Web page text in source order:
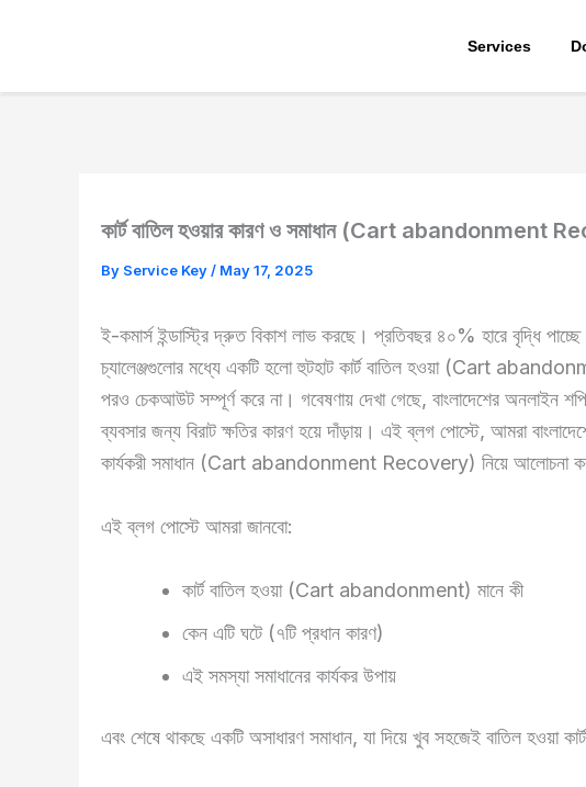
Services
কার্ট বাতিল হওয়ার কারণ ও সমাধান (Cart abandonment
By Service Key/ May 17, 2025
ই-কমার্স ইন্ডাস্ট্রি দ্রুত বিকাশ লাভ করছে। প্রতিবছর ৪০% হারে বৃদ্ধি
চ্যালেঞ্জগুলোর মধ্যে একটি হলো হুটহাট কার্ট বাতিল হওয়া (Cart
পরও চেকআউট সম্পূর্ণ করে না। গবেষণায় দেখা গেছে, বাংলাদেশের অনলাইন
ব্যবসার জন্য বিরাট ক্ষতির কারণ হয়ে দাঁড়ায়। এই ব্লগ পোস্টে, আমরা
কার্যকরী সমাধান (Cart abandonment Recovery) নিয়ে আলোচনা
এই ব্লগ পোস্টে আমরা জানবো:
কার্ট বাতিল হওয়া (Cart abandonment) মানে কী
কেন এটি ঘটে (৭টি প্রধান কারণ)
এই সমস্যা সমাধানের কার্যকর উপায়
এবং শেষে থাকছে একটি অসাধারণ সমাধান, যা দিয়ে খুব সহজেই বাতিল হওয়া